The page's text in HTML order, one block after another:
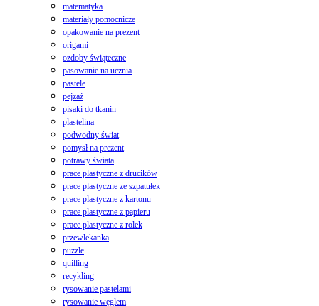
matematyka
materiały pomocnicze
opakowanie na prezent
origami
ozdoby świąteczne
pasowanie na ucznia
pastele
pejzaż
pisaki do tkanin
plastelina
podwodny świat
pomysł na prezent
potrawy świata
prace plastyczne z drucików
prace plastyczne ze szpatułek
prace plastyczne z kartonu
prace plastyczne z papieru
prace plastyczne z rolek
przewlekanka
puzzle
quilling
recykling
rysowanie pastelami
rysowanie węglem